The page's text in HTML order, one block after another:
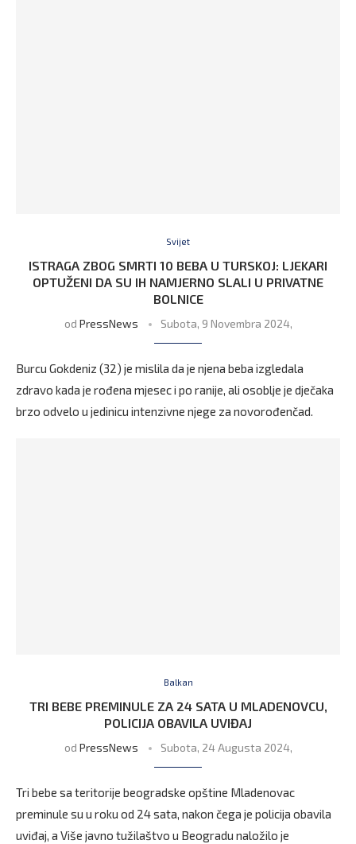
Svijet
ISTRAGA ZBOG SMRTI 10 BEBA U TURSKOJ: LJEKARI
OPTUŽENI DA SU IH NAMJERNO SLALI U PRIVATNE
BOLNICE
od PressNews Subota, 9 Novembra 2024,
Burcu Gokdeniz (32) je mislila da je njena beba izgledala
zdravo kada je rođena mjesec i po ranije, ali osoblje je dječaka
brzo odvelo u jedinicu intenzivne njege za novorođenčad.
Balkan
TRI BEBE PREMINULE ZA 24 SATA U MLADENOVCU,
POLICIJA OBAVILA UVIĐAJ
od PressNews Subota, 24 Augusta 2024,
Tri bebe sa teritorije beogradske opštine Mladenovac
preminule su u roku od 24 sata, nakon čega je policija obavila
uviđaj, a Više javno tužilaštvo u Beogradu naložilo je